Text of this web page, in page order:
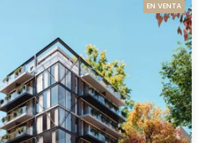
EN VENTA